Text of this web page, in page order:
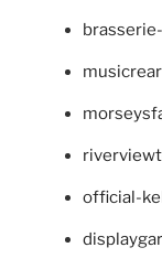
official-